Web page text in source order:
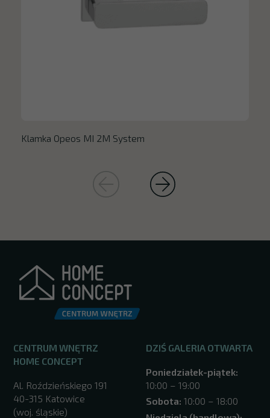
Klamka Opeos MI 2M System
CENTRUM WNĘTRZ
HOME CONCEPT
Al. Roździeńskiego 191
40-315 Katowice
(woj. śląskie)
DZIŚ GALERIA OTWARTA
Poniedziałek-piątek:
10:00 – 19:00
Sobota: 10:00 – 18:00